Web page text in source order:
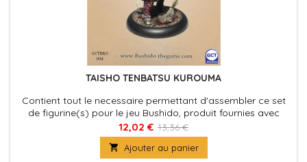
TAISHO TENBATSU KUROUMA
Contient tout le necessaire permettant d'assembler ce set
de figurine(s) pour le jeu Bushido, produit fournies avec
leurs socles en plastique. Figurine(s) à peindre et à
assembler
12,02 € 13,36 €
 Ajouter au panier